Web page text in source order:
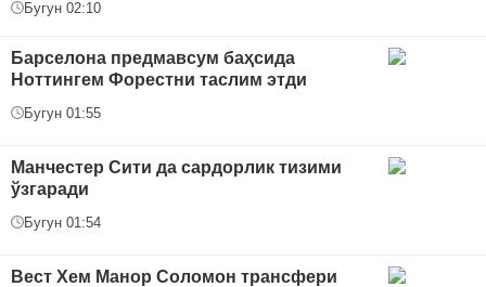
Бугун 02:10
Барселона предмавсум баҳсида
Ноттингем Форестни таслим этди
Бугун 01:55
Манчестер Сити да сардорлик тизими
ўзгаради
Бугун 01:54
Вест Хем Манор Соломон трансфери